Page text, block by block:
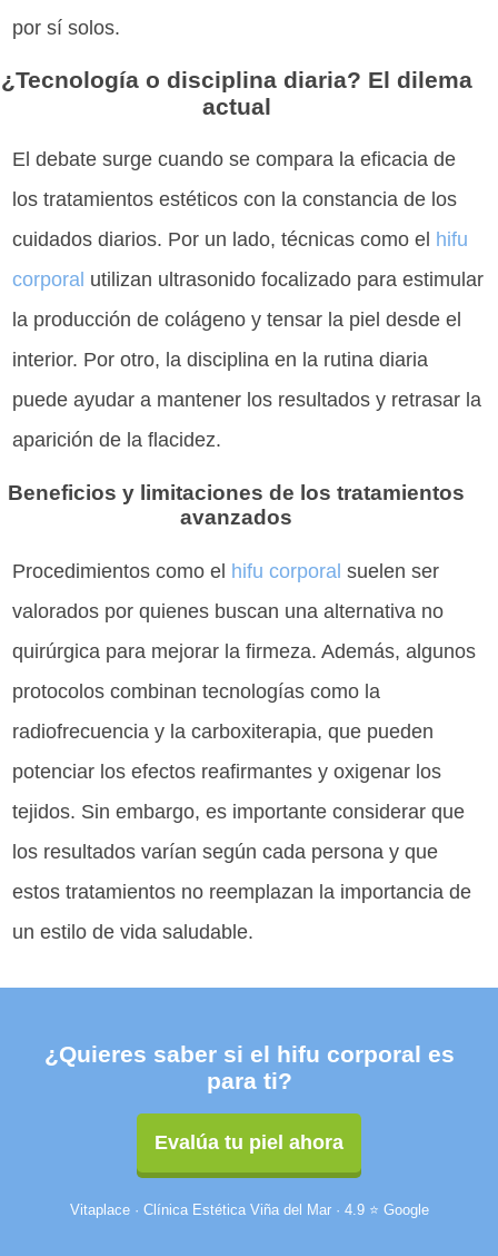
por sí solos.
¿Tecnología o disciplina diaria? El dilema
actual
El debate surge cuando se compara la eficacia de
los tratamientos estéticos con la constancia de los
cuidados diarios. Por un lado, técnicas como el hifu
corporal utilizan ultrasonido focalizado para estimular
la producción de colágeno y tensar la piel desde el
interior. Por otro, la disciplina en la rutina diaria
puede ayudar a mantener los resultados y retrasar la
aparición de la flacidez.
Beneficios y limitaciones de los tratamientos
avanzados
Procedimientos como el hifu corporal suelen ser
valorados por quienes buscan una alternativa no
quirúrgica para mejorar la firmeza. Además, algunos
protocolos combinan tecnologías como la
radiofrecuencia y la carboxiterapia, que pueden
potenciar los efectos reafirmantes y oxigenar los
tejidos. Sin embargo, es importante considerar que
los resultados varían según cada persona y que
estos tratamientos no reemplazan la importancia de
un estilo de vida saludable.
¿Quieres saber si el hifu corporal es
para ti?
Evalúa tu piel ahora
Vitaplace · Clínica Estética Viña del Mar · 4.9 ⭐ Google